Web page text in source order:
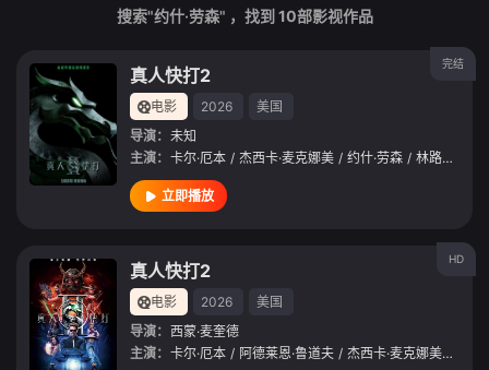
搜索"约什·劳森" ，找到 10部影视作品
完结
真人快打2
电影 2026
美国
导演： 未知
主演： 卡尔·厄本 / 杰西卡·麦克娜美 / 约什·劳森 / 林路迪
立即播放
HD
真人快打2
电影 2026
美国
导演： 西蒙·麦奎德
主演： 卡尔·厄本 / 阿德莱恩·鲁道夫 / 杰西卡·麦克娜美 /